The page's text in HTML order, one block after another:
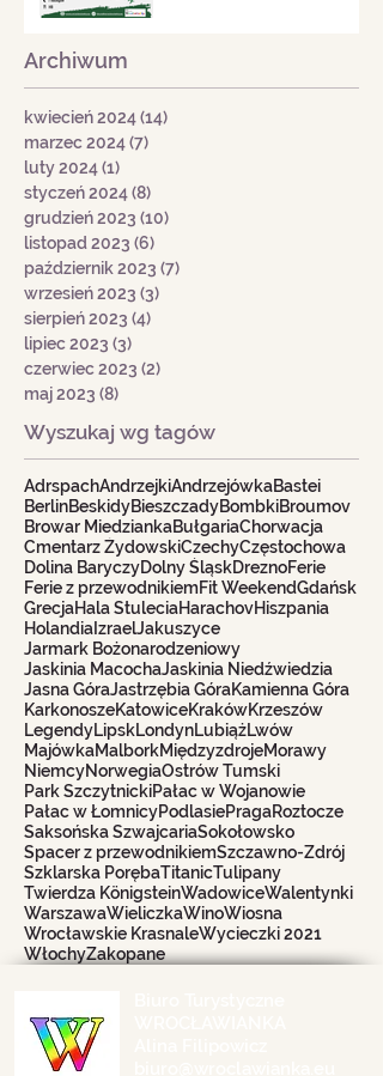
Archiwum
kwiecień 2024(14)
marzec 2024(7)
luty 2024(1)
styczeń 2024(8)
grudzień 2023 (10)
listopad 2023 (6)
październik 2023 (7)
wrzesień 2023 (3)
sierpień 2023 (4)
lipiec 2023 (3)
czerwiec 2023 (2)
maj 2023 (8)
Wyszukaj wg tagów
AdrspachAndrzejkiAndrzejówkaBastei
BerlinBeskidyBieszczadyBombkiBroumov
Browar MiedziankaBułgariaChorwacja
Cmentarz ŻydowskiCzechyCzęstochowa
Dolina BaryczyDolny ŚląskDreznoFerie
Ferie z przewodnikiemFit WeekendGdańsk
GrecjaHala StuleciaHarachovHiszpania
Holandia IzraelJakuszyce
Jarmark Bożonarodzeniowy
Jaskinia MacochaJaskinia Niedźwiedzia
Jasna GóraJastrzębia GóraKamienna Góra
KarkonoszeKatowiceKrakówKrzeszów
LegendyLipskLondynLubiążLwów
MajówkaMalborkMiędzyzdrojeMorawy
NiemcyNorwegiaOstrów Tumski
Park SzczytnickiPałac w Wojanowie
Pałac w ŁomnicyPodlasiePragaRoztocze
Saksońska SzwajcariaSokołowsko
Spacer z przewodnikiemSzczawno-Zdrój
Szklarska PorębaTitanicTulipany
Twierdza KönigsteinWadowiceWalentynki
WarszawaWieliczkaWinoWiosna
Wrocławskie KrasnaleWycieczki 2021
WłochyZakopane